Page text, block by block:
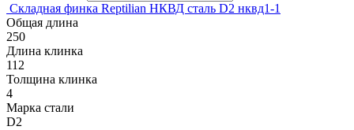
Складная финка Reptilian НКВД сталь D2 нквд1-1
Общая длина
250
Длина клинка
112
Толщина клинка
4
Марка стали
D2